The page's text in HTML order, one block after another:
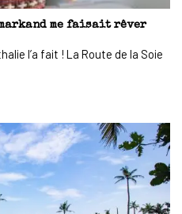
me faisait rêver
l’a fait ! La Route de la Soie